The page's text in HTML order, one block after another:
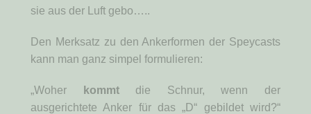
sie aus der Luft gebo…..
Den Merksatz zu den Ankerformen der Speycasts
kann man ganz simpel formulieren:
„Woher kommtdie Schnur, wenn der
ausgerichtete Anker für das „D“ gebildet wird?“